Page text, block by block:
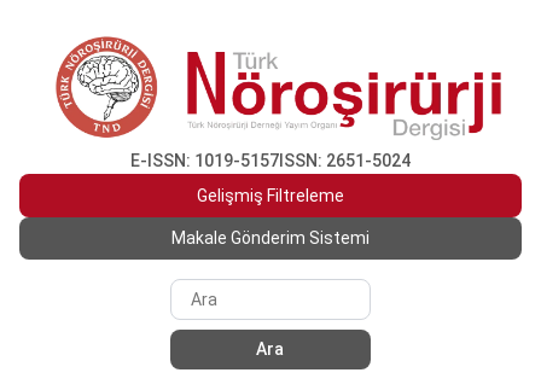
E-ISSN: 1019-5157 ISSN: 2651-5024
Gelişmiş Filtreleme
Makale Gönderim Sistemi
Ara